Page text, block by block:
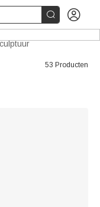
 
53 Producten